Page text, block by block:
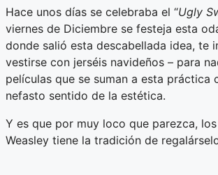
Hace unos días se celebraba el “Ugly
viernes de Diciembre se festeja esta
donde salió esta descabellada idea, te
vestirse con jerséis navideños – para
películas que se suman a esta práctica
nefasto sentido de la estética.
Y es que por muy loco que parezca, los
Weasley tiene la tradición de